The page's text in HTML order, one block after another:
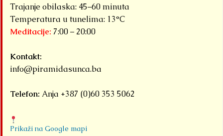
Trajanje obilaska: 45–60 minuta
Temperatura u tunelima: 13°C
Meditacije: 7:00 – 20:00
Kontakt:
info@piramidasunca.ba
Telefon: Anja +387 (0)60 353 5062
Prikaži na Google mapi